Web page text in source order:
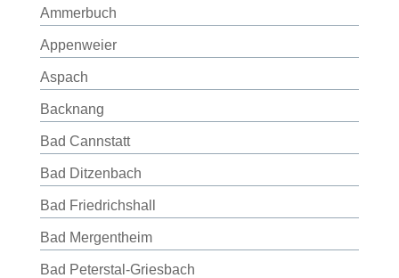
Ammerbuch
Appenweier
Aspach
Backnang
Bad Cannstatt
Bad Ditzenbach
Bad Friedrichshall
Bad Mergentheim
Bad Peterstal-Griesbach